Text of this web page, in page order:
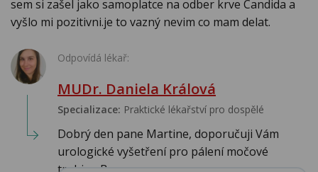
sem si zašel jako samoplatce na odber krve Candida a
vyšlo mi pozitivni.je to vazný nevim co mam delat.
Odpovídá lékař:
MUDr. Daniela Králová
Specializace: Praktické lékařství pro dospělé
Dobrý den pane Martine, doporučuji Vám
urologické vyšetření pro pálení močové